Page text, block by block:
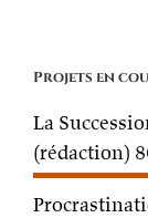
Projets en
La
(rédaction)